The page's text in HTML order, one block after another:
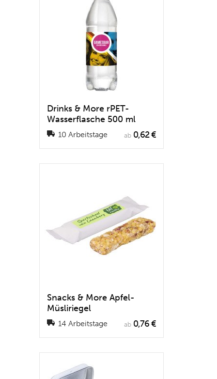
Drinks & More rPET-
Wasserflasche 500 ml
10 Arbeitstage ab 0,62 €
Snacks & More Apfel-
Müsliriegel
14 Arbeitstage ab 0,76 €